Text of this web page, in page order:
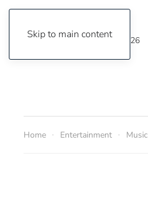
Skip to main content
Sunday, 9 August 2026
Home Entertainment Music